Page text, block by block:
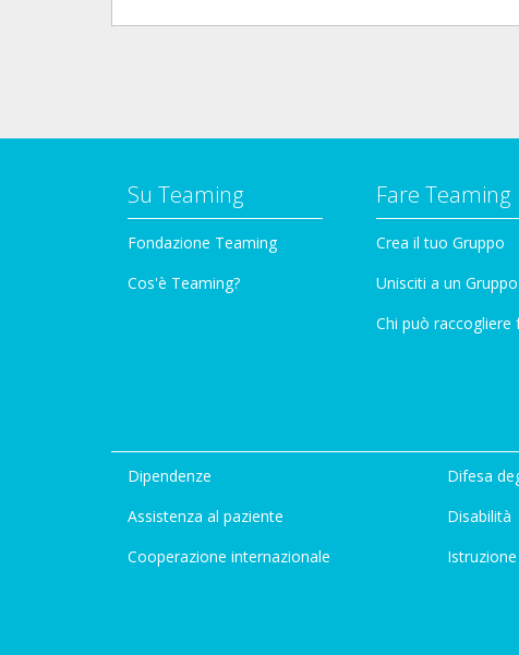
Su Teaming
Fondazione Teaming
Cos'è Teaming?
Fare Teaming
Crea il tuo Gruppo
Unisciti a un Gruppo
Chi può raccogliere
Dipendenze
Assistenza al paziente
Cooperazione internazionale
Difesa
Disabilità
Istruzione